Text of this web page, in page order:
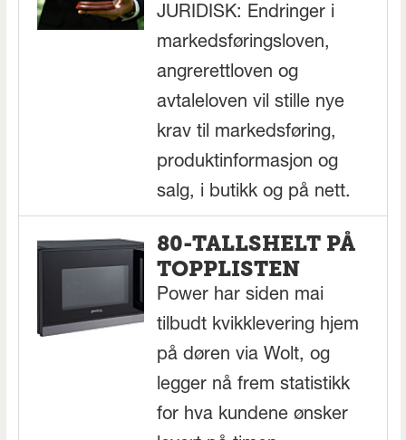
JURIDISK: Endringer i
markedsføringsloven,
angrerettloven og
avtaleloven vil stille nye
krav til markedsføring,
produktinformasjon og
salg, i butikk og på nett.
80-TALLSHELT PÅ
TOPPLISTEN
Power har siden mai
tilbudt kvikklevering hjem
på døren via Wolt, og
legger nå frem statistikk
for hva kundene ønsker